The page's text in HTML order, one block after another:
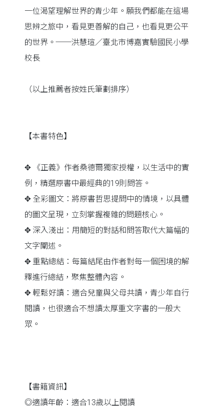
一位渴望理解世界的青少年。願我們都能在這場
思辨之旅中，看見更善解的自己，也看見更公平
的世界。──洪慧瑄／臺北市博嘉實驗國民小學
校長
（以上推薦者按姓氏筆劃排序）
【本書特色】
✥ 《正義》作者桑德爾獨家授權，以生活中的實
例，精選原書中最經典的19則問答。
✥ 全彩圖文：將原書哲思提問中的情境，以具體
的圖文呈現，立刻掌握複雜的問題核心。
✥ 深入淺出：用簡短的對話和問答取代大篇幅的
文字闡述。
✥ 重點總結：每篇結尾由作者對每一個困境的解
釋進行總結，聚焦整體內容。
✥ 輕鬆好讀：適合兒童與父母共讀，青少年自行
閱讀，也很適合不想讀太厚重文字書的一般大
眾。
【書籍資訊】
◎適讀年齡：適合13歲以上閱讀